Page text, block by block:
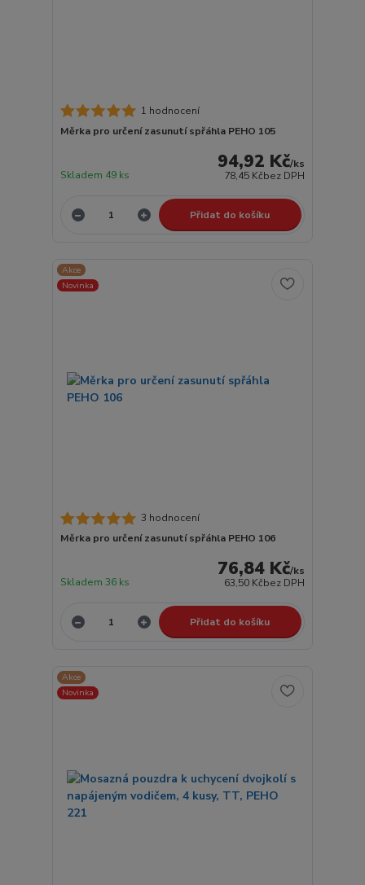
1 hodnocení
Měrka pro určení zasunutí spřáhla PEHO 105
94,92 Kč/ks
78,45 Kčbez DPH
Skladem 49 ks
Přidat do košíku
Akce
Novinka
3 hodnocení
Měrka pro určení zasunutí spřáhla PEHO 106
76,84 Kč/ks
63,50 Kčbez DPH
Skladem 36 ks
Přidat do košíku
Akce
Novinka